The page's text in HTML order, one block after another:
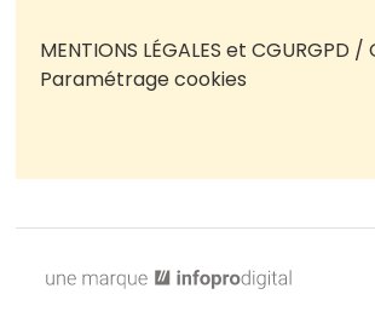
MENTIONS LÉGALES et CGURGPD /
Paramétrage cookies